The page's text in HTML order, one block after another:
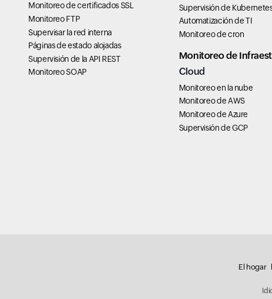
Monitoreo de certificados SSL
Monitoreo FTP
Supervisar la red interna
Páginas de estado alojadas
Supervisión de la API REST
Monitoreo SOAP
Supervisión de
Automatización de TI
Monitoreo de cron
Monitoreo de
Cloud
Monitoreo en la nube
Monitoreo de AWS
Monitoreo de Azure
Supervisión de GCP
El hogar